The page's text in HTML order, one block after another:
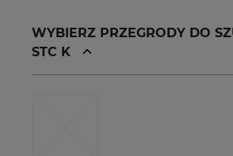
WYBIERZ PRZEGRODY DO
STC K